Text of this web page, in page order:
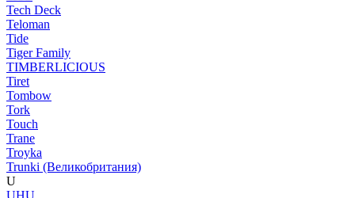
Tech Deck
Teloman
Tide
Tiger Family
TIMBERLICIOUS
Tiret
Tombow
Tork
Touch
Trane
Troyka
Trunki (Великобритания)
U
UHU